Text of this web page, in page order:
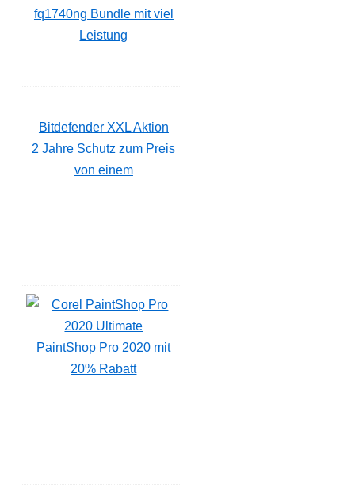
fq1740ng Bundle mit viel
Leistung
Bitdefender XXL Aktion
2 Jahre Schutz zum Preis
von einem
PaintShop Pro 2020 mit
20% Rabatt